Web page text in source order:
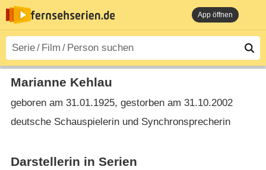
App öffnen
Marianne Kehlau
geboren am 31.01.1925, gestorben am 31.10.2002
deutsche Schauspielerin und Synchronsprecherin
Darstellerin in Serien